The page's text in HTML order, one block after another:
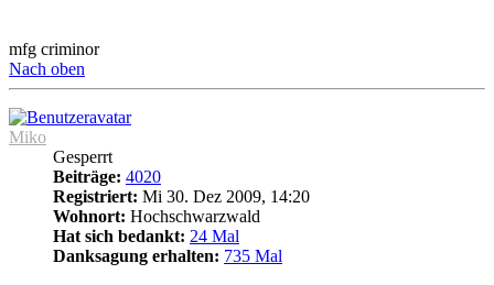
mfg criminor
Nach oben
Miko
Gesperrt
Beiträge: 4020
Registriert: Mi 30. Dez 2009, 14:20
Wohnort: Hochschwarzwald
Hat sich bedankt: 24 Mal
Danksagung erhalten: 735 Mal